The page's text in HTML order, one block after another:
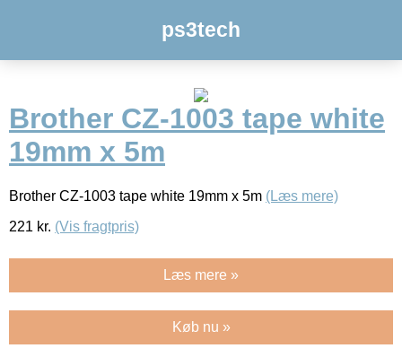
ps3tech
Brother CZ-1003 tape white
19mm x 5m
Brother CZ-1003 tape white 19mm x 5m (Læs mere)
221 kr. (Vis fragtpris)
Læs mere »
Køb nu »